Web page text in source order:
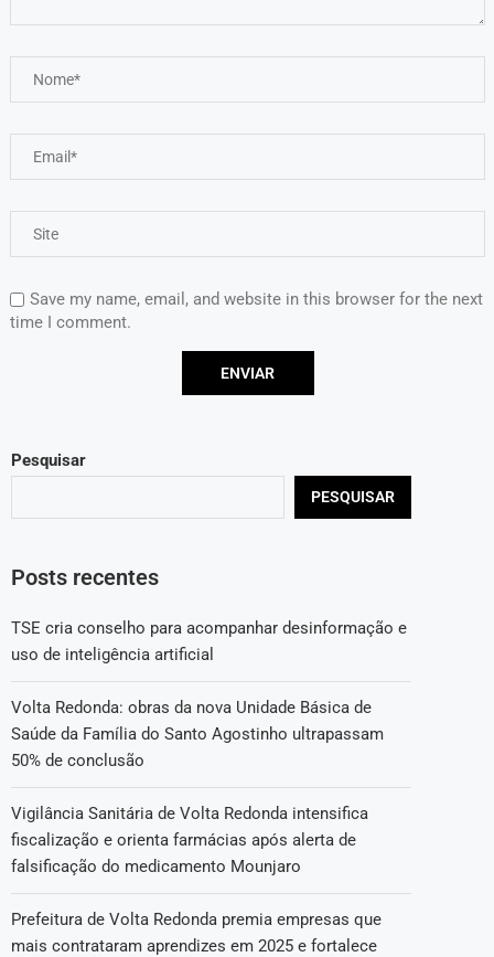
Save my name, email, and website in this browser for the next
time I comment.
Pesquisar
PESQUISAR
Posts recentes
TSE cria conselho para acompanhar desinformação e
uso de inteligência artificial
Volta Redonda: obras da nova Unidade Básica de
Saúde da Família do Santo Agostinho ultrapassam
50% de conclusão
Vigilância Sanitária de Volta Redonda intensifica
fiscalização e orienta farmácias após alerta de
falsificação do medicamento Mounjaro
Prefeitura de Volta Redonda premia empresas que
mais contrataram aprendizes em 2025 e fortalece